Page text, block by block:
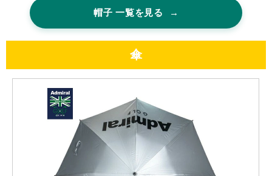
帽子 一覧を見る →
傘